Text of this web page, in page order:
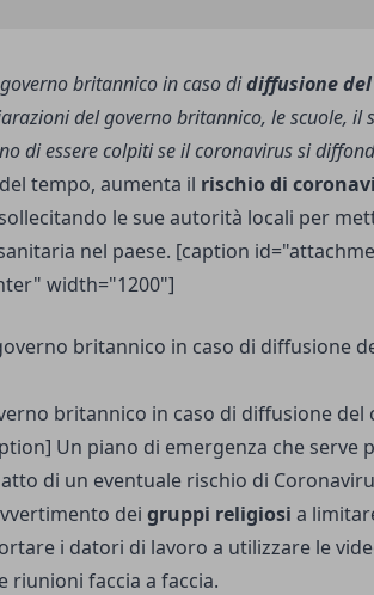
britannico in caso didiffusione
del governo britannico, le scuole, il
di essere colpiti se il coronavirus si
tempo, aumenta il rischio di
le sue autorità locali per
nel paese. [caption
width="1200"]
britannico in caso di diffusione del
Un piano di emergenza che serve
di un eventuale rischio di
dei gruppi religiosi a
i datori di lavoro a utilizzare le
riunioni faccia a faccia.